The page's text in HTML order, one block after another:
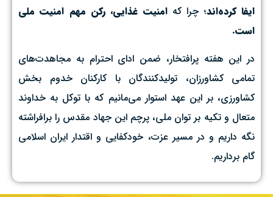
ایفا کرده‌اند؛ چرا کهامنیت غذایی، رکن مهم امنیت ملی
است.
در این هفته پرافتخار، ضمن ادای احترام به مجاهدت‌های
تمامی کشاورزان، تولیدکنندگان با کارکنان خدوم بخش
کشاورزی، بر این عهد استوار می‌مانیم که با توکل به خداوند
متعال و تکیه بر توان ملی، پرچم این جهاد مقدس را برافراشته
نگه داریم و در مسیر عزت، خودکفایی و اقتدار ایران اسلامی
گام برداریم.